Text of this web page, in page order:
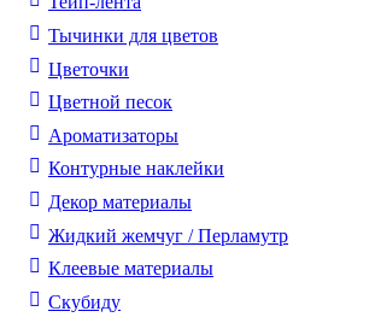
Тычинки для цветов
Цветочки
Цветной песок
Ароматизаторы
Контурные наклейки
Декор материалы
Жидкий жемчуг / Перламутр
Клеевые материалы
Скубиду